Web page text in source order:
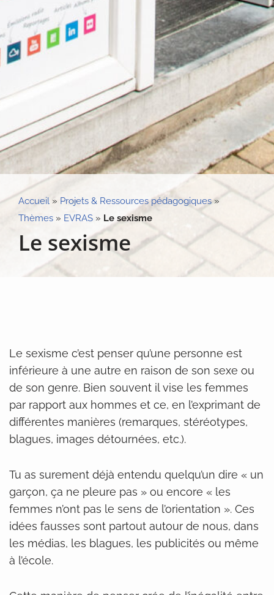
Accueil » Projets & Ressources pédagogiques»
Thèmes » EVRAS » Le sexisme
Le sexisme
Le sexisme c’est penser qu’une personne est
inférieure à une autre en raison de son sexe ou
de son genre. Bien souvent il vise les femmes
par rapport aux hommes et ce, en l’exprimant de
différentes manières (remarques, stéréotypes,
blagues, images détournées, etc.).
Tu as surement déjà entendu quelqu’un dire « un
garçon, ça ne pleure pas » ou encore « les
femmes n’ont pas le sens de l’orientation ». Ces
idées fausses sont partout autour de nous, dans
les médias, les blagues, les publicités ou même
à l’école.